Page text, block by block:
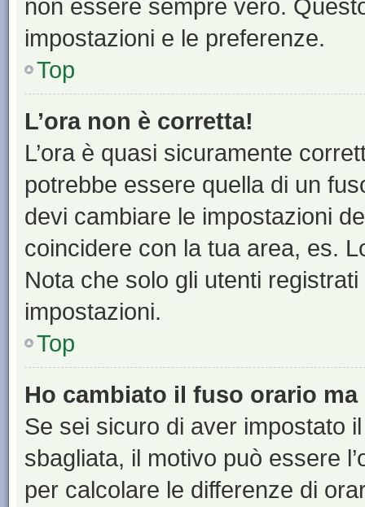
non essere sempre vero.
impostazioni e le preferenze.
Top
L’ora non è corretta!
L’ora è quasi sicuramente
potrebbe essere quella di un
devi cambiare le impostazioni
coincidere con la tua area, es.
Nota che solo gli utenti
impostazioni.
Top
Ho cambiato il fuso orario ma
Se sei sicuro di aver impostato
sbagliata, il motivo può essere
per calcolare le differenze di